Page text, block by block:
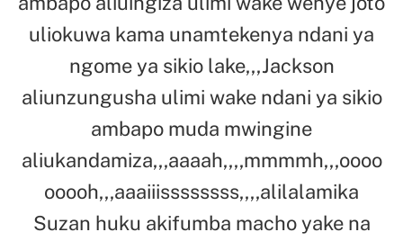
uliokuwa kama unamtekenya ndani ya
ngome ya sikio lake,,,Jackson
aliunzungusha ulimi wake ndani ya sikio
ambapo muda mwingine
aliukandamiza,,,aaaah,,,,mmmmh,,,oooo
ooooh,,,aaaiiissssssss,,,,alilalamika
Suzan huku akifumba macho yake na